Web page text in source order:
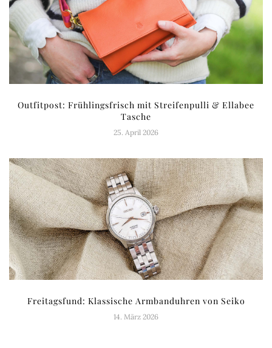
Outfitpost: Frühlingsfrisch mit Streifenpulli & Ellabee
Tasche
25. April 2026
Freitagsfund: Klassische Armbanduhren von Seiko
14. März 2026